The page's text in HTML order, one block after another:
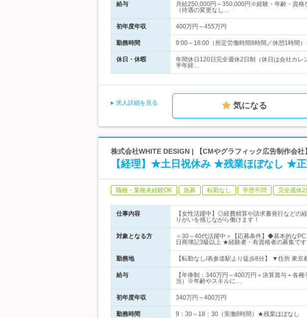
給与
月給250,000円～350,000円※経験・年齢・資
（待遇の変更なし…
初年度年収 400万円～455万円
勤務時間 9:00～18:00（所定労働時間8時間／休憩1時間
休日・休暇
年間休日120日完全週休2日制（休日は会社カ
半年経…
求人詳細を見る 気になる
株式会社WHITE DESIGN | 【CMやグラフィック広告制作会
【経理】★土日祝休み ★残業ほぼなし ★正
職種・業種未経験OK 急募 転勤なし 学歴不問 完全週休2
仕事内容
【女性活躍中】◎経費精算や請求書発行など
りがいを感じながら働けます！
対象となる方
＜30～40代活躍中＞【応募条件】◆基本的な
日商簿記3級以上 ★経験者・有資格者の募集です
勤務地 【転勤なし/表参道駅より徒歩8分】 ▼住所 東
給与
【年俸制：340万円～400万円＋決算賞与＋各
当）※年齢やスキルに…
初年度年収 340万円～400万円
勤務時間 9：30～18：30（実働8時間）★残業ほぼなし